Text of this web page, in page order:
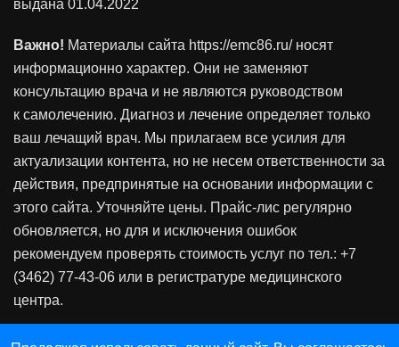
выдана 01.04.2022
Важно! Материалы сайта https://emc86.ru/ носят
информационно характер. Они не заменяют
консультацию врача и не являются руководством
к самолечению. Диагноз и лечение определяет только
ваш лечащий врач. Мы прилагаем все усилия для
актуализации контента, но не несем ответственности за
действия, предпринятые на основании информации с
этого сайта. Уточняйте цены. Прайс-лис регулярно
обновляется, но для и исключения ошибок
рекомендуем проверять стоимость услуг по тел.: +7
(3462) 77-43-06 или в регистратуре медицинского
центра.